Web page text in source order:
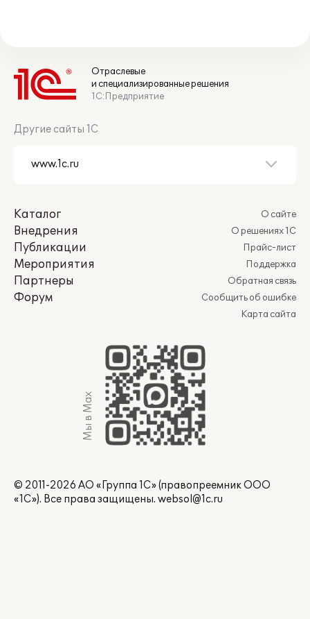
Отраслевые
и специализированные решения
1С:Предприятие
Другие сайты 1С
Каталог
Внедрения
Публикации
Мероприятия
Партнеры
Форум
О сайте
О решениях 1С
Прайс-лист
Поддержка
Обратная связь
Сообщить об ошибке
Карта сайта
Мы в Max
© 2011-2026 АО «Группа 1С» (правопреемник ООО
«1С»). Все права защищены. websol@1c.ru